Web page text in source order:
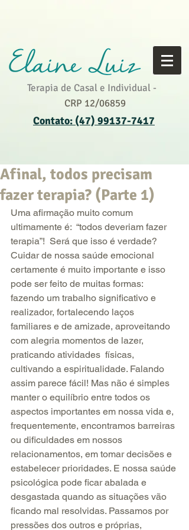
Terapia de Casal e Individual -
CRP 12/06859
Contato: (47) 99137-7417
Afinal, todos precisam
fazer terapia? (Parte 1)
Uma afirmação muito comum
ultimamente é:  “todos deveriam fazer
terapia”!  Será que isso é verdade?
Cuidar de nossa saúde emocional
certamente é muito importante e isso
pode ser feito de muitas formas:
fazendo um trabalho significativo e
realizador, fortalecendo laços
familiares e de amizade, aproveitando
com alegria momentos de lazer,
praticando atividades  físicas,
cultivando a espiritualidade. Falando
assim parece fácil! Mas não é simples
manter o equilíbrio entre todos os
aspectos importantes em nossa vida e,
frequentemente, encontramos barreiras
ou dificuldades em nossos
relacionamentos, em tomar decisões e
estabelecer prioridades. E nossa saúde
psicológica pode ficar abalada e
desgastada quando as situações vão
ficando mal resolvidas. Passamos por
pressões dos outros e próprias,